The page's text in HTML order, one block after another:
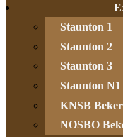
Staunton 1
Staunton 2
Staunton 3
Staunton N1
KNSB Beker
NOSBO